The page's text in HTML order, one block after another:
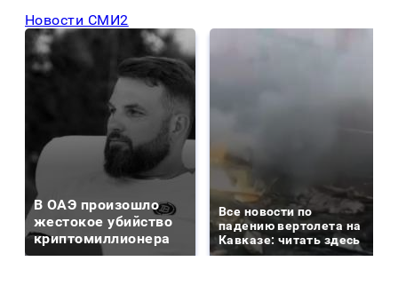
Новости СМИ2
В ОАЭ произошло
жестокое убийство
криптомиллионера
Все новости по
падению вертолета на
Кавказе: читать здесь